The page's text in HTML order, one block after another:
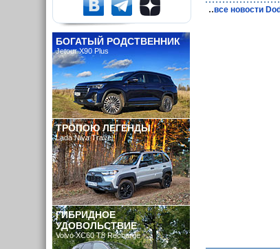
..все новости
БОГАТЫЙ РОДСТВЕННИК
Jetour X90 Plus
ТРОПОЮ ЛЕГЕНДЫ
Lada Niva Travel
ГИБРИДНОЕ
УДОВОЛЬСТВИЕ
Volvo XC60 T8 Recharge